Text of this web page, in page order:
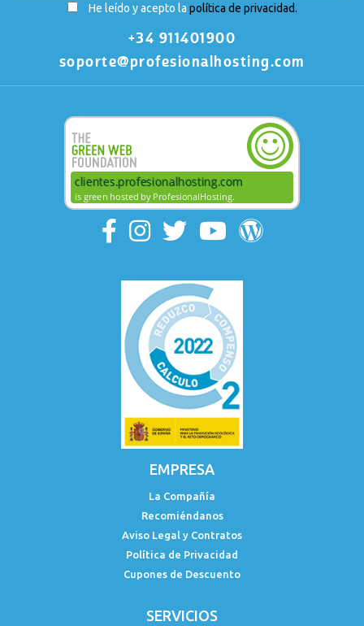
He leído y acepto la política de privacidad.
+34 911401900
soporte@profesionalhosting.com
EMPRESA
La Compañía
Recomiéndanos
Aviso Legal y Contratos
Política de Privacidad
Cupones de Descuento
SERVICIOS